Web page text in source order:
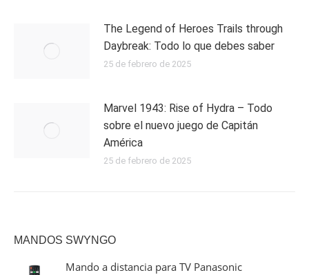
The Legend of Heroes Trails through
Daybreak: Todo lo que debes saber
25 de febrero de 2025
Marvel 1943: Rise of Hydra – Todo
sobre el nuevo juego de Capitán
América
25 de febrero de 2025
MANDOS SWYNGO
Mando a distancia para TV Panasonic